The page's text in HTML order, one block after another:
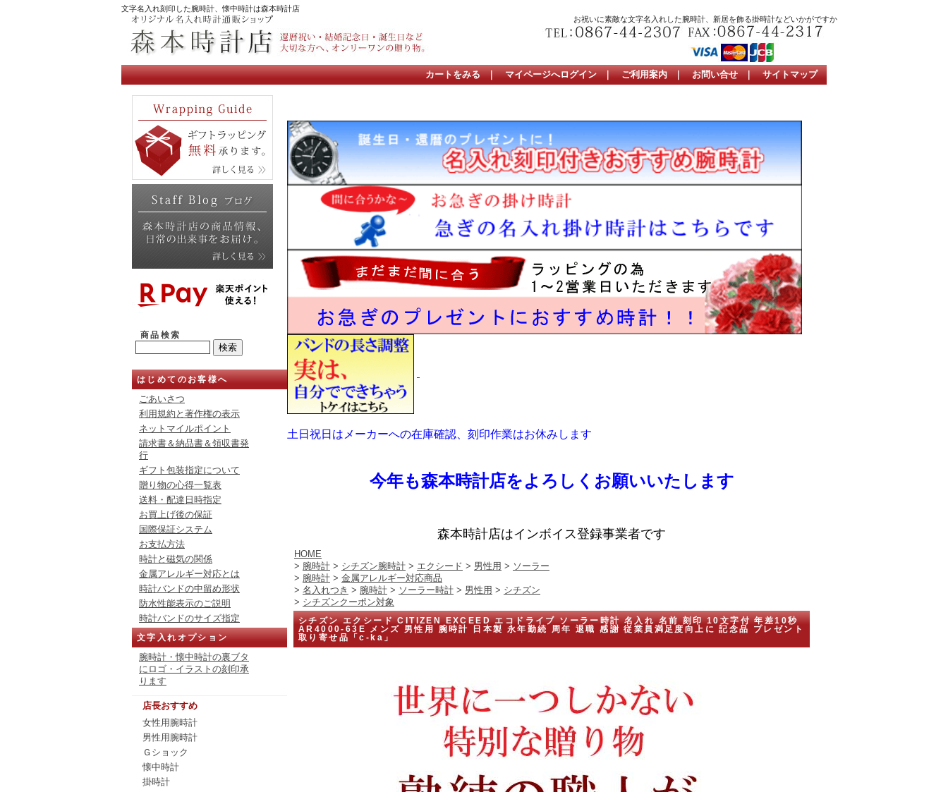
文字名入れ刻印した腕時計、懐中時計は森本時計店
お祝いに素敵な文字名入れした腕時計、新居を飾る掛時計などいかがですか
カートをみる ｜ マイページへログイン ｜ ご利用案内 ｜ お問い合せ ｜ サイトマップ
商品検索
はじめてのお客様へ
ごあいさつ
利用規約と著作権の表示
ネットマイルポイント
請求書＆納品書＆領収書発
行
ギフト包装指定について
贈り物の心得一覧表
送料・配達日時指定
お買上げ後の保証
国際保証システム
お支払方法
時計と磁気の関係
金属アレルギー対応とは
時計バンドの中留め形状
防水性能表示のご説明
時計バンドのサイズ指定
文字入れオプション
腕時計・懐中時計の裏ブタ
にロゴ・イラストの刻印承
ります
店長おすすめ
女性用腕時計
男性用腕時計
Ｇショック
懐中時計
掛時計
土日祝日はメーカーへの在庫確認、刻印作業はお休みします
今年も森本時計店をよろしくお願いいたします
森本時計店はインボイス登録事業者です
HOME
> 腕時計 > シチズン腕時計 > エクシード > 男性用 > ソーラー
> 腕時計 > 金属アレルギー対応商品
> 名入れつき > 腕時計 > ソーラー時計 > 男性用 > シチズン
> シチズンクーポン対象
シチズン エクシード CITIZEN EXCEED エコドライブ ソーラー時計 名入れ 名前 刻印 10文字付 年差10秒
AR4000-63E メンズ 男性用 腕時計 日本製 永年勤続 周年 退職 感謝 従業員満足度向上に 記念品 プレゼント
取り寄せ品「c-ka」